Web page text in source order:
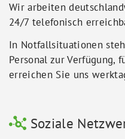
Wir arbeiten
24/7 telefonisch
In Notfallsituationen
Personal zur Verfügung,
erreichen Sie uns
Soziale